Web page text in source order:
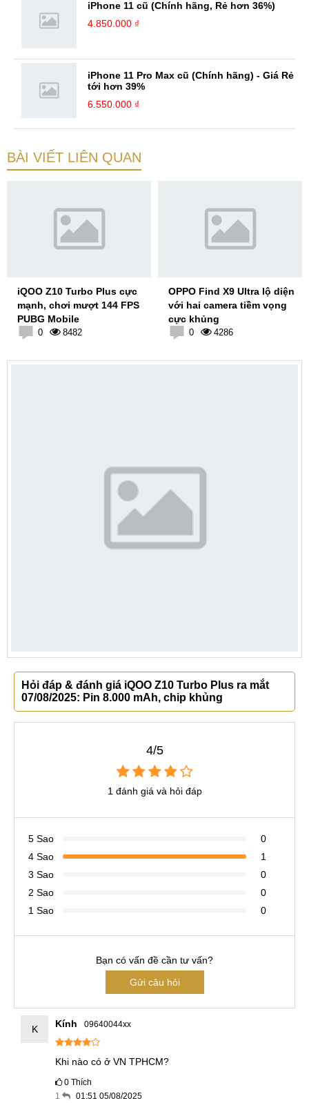
iPhone 11 cũ (Chính hãng, Rẻ hơn 36%)
4.850.000 ₫
iPhone 11 Pro Max cũ (Chính hãng) - Giá Rẻ
tới hơn 39%
6.550.000 ₫
BÀI VIẾT LIÊN QUAN
iQOO Z10 Turbo Plus cực
mạnh, chơi mượt 144 FPS
PUBG Mobile
0 8482
OPPO Find X9 Ultra lộ diện
với hai camera tiềm vọng
cực khủng
0 4286
Hỏi đáp & đánh giá iQOO Z10 Turbo Plus ra mắt
07/08/2025: Pin 8.000 mAh, chip khủng
4/5
1 đánh giá và hỏi đáp
5 Sao
0
4 Sao
1
3 Sao
0
2 Sao
0
1 Sao
0
Bạn có vấn đề cần tư vấn?
Gửi câu hỏi
K Kính 09640044xx
Khi nào có ở VN TPHCM?
0 Thích
1
01:51 05/08/2025